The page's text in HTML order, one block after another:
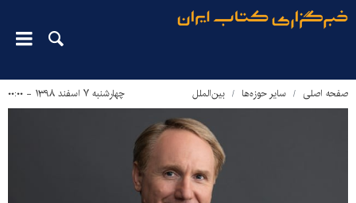
صفحه اصلی سایر حوزه‌ها بین‌الملل چهارشنبه ۷ اسفند ۱۳۹۸ - ۰۰:۰۰